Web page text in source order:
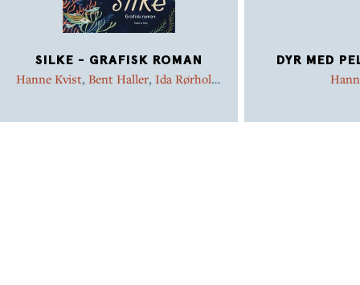
SILKE - GRAFISK ROMAN
Hanne Kvist, Bent Haller, Ida Rørholm
DYR MED